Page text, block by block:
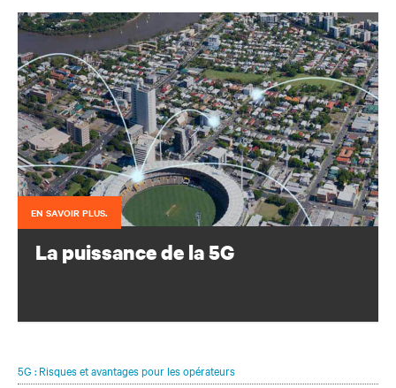
EN SAVOIR PLUS.
La puissance de la 5G
5G : Risques et avantages pour les opérateurs